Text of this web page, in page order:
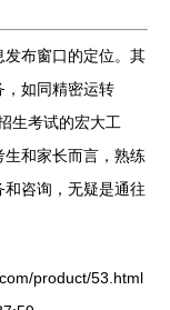
布窗口的定位。其
，如同精密运转
生考试的宏大工
和家长而言，熟练
咨询，无疑是通往
product/53.html